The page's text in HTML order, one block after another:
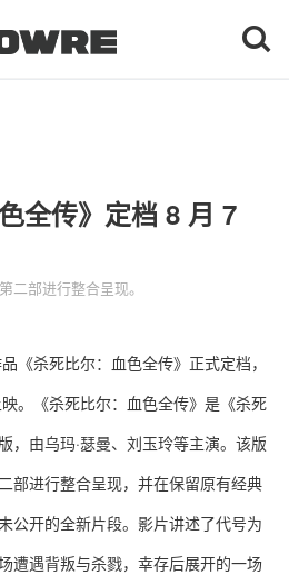
现客视点
每日栏目
球 鞋
生 活
科 技
全传》定档 8 月 7
二部进行整合呈现。
《杀死比尔：血色全传》正式定档，
。《杀死比尔：血色全传》是《杀死
，由乌玛·瑟曼、刘玉玲等主演。该版
部进行整合呈现，并在保留原有经典
公开的全新片段。影片讲述了代号为
遭遇背叛与杀戮，幸存后展开的一场